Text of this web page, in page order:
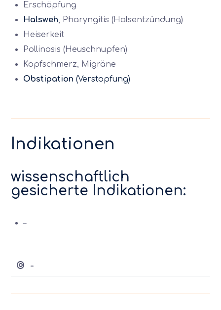
Erschöpfung
Halsweh, Pharyngitis (Halsentzündung)
Heiserkeit
Pollinosis (Heuschnupfen)
Kopfschmerz, Migräne
Obstipation (Verstopfung)
Indikationen
wissenschaftlich
gesicherte Indikationen:
–
-